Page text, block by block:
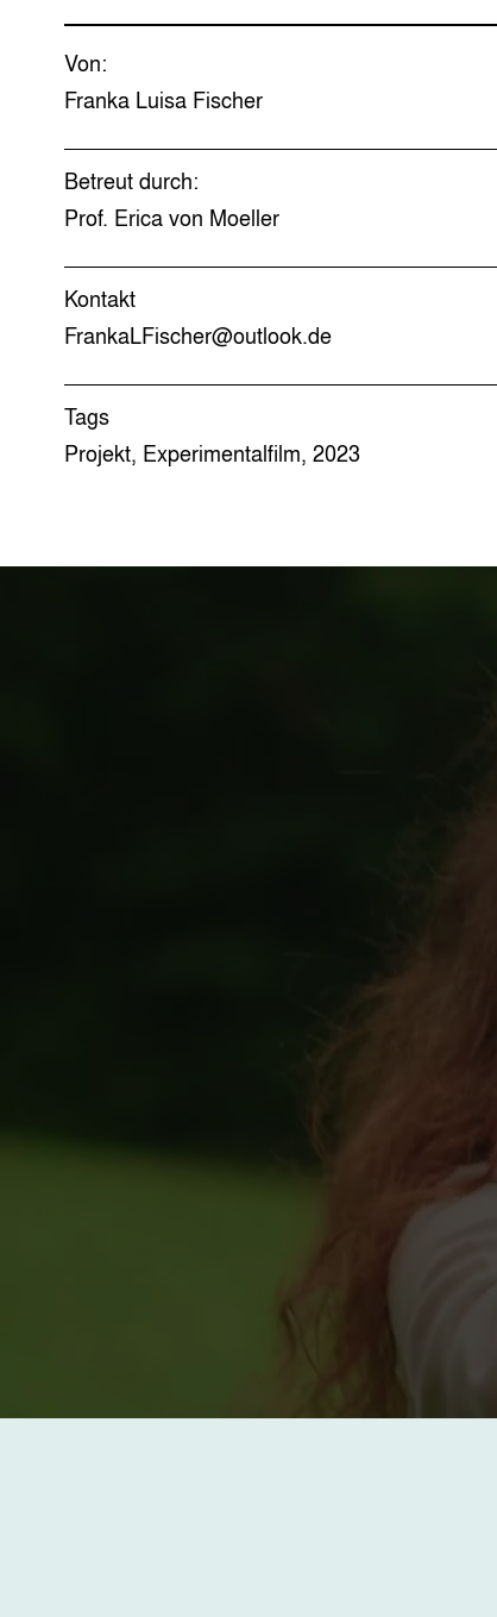
Von:
Franka Luisa Fischer
Betreut durch:
Prof. Erica von Moeller
Kontakt
FrankaLFischer@outlook.de
Tags
Projekt, Experimentalfilm, 2023